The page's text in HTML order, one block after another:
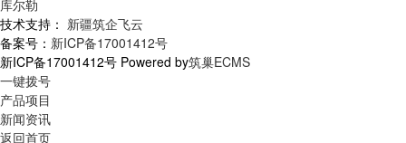
库尔勒
技术支持： 新疆筑企飞云
备案号： 新ICP备17001412号
新ICP备17001412号 Powered by筑巢ECMS
一键拨号
产品项目
新闻资讯
返回首页